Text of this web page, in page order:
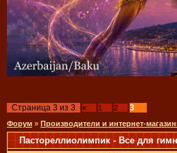
Страница 3 из 3 « 1 2 3
Форум » Производители и интернет-
Пастореллиолимпик - Все для